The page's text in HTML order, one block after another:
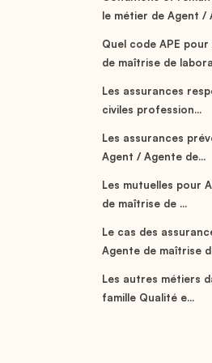
le métier de Agent /
Quel code APE
de maîtrise de
Les assurances
civiles profession...
Les assurances
Agent / Agente de...
Les mutuelles pour
de maîtrise de ...
Le cas des
Agente de maîtrise
Les autres métiers
famille Qualité e...